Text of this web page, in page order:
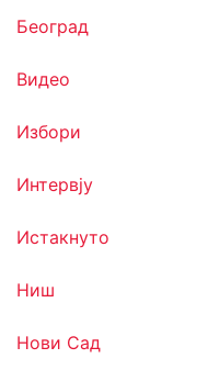
Београд
Видео
Избори
Интервју
Истакнуто
Ниш
Нови Сад